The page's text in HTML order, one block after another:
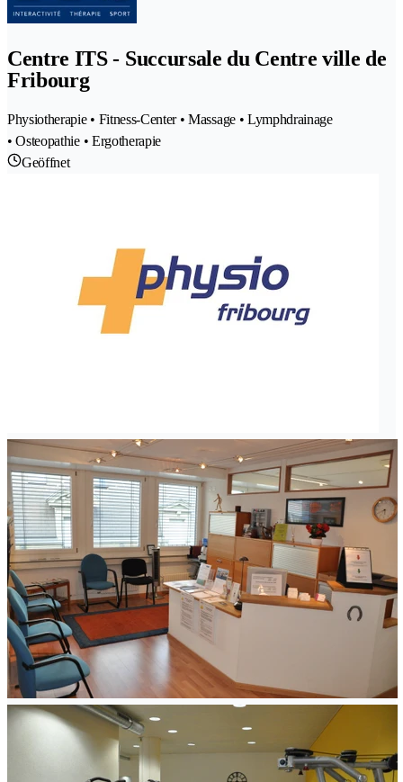
Centre ITS - Succursale du Centre ville de
Fribourg
Physiotherapie • Fitness-Center • Massage • Lymphdrainage
• Osteopathie • Ergotherapie
Geöffnet